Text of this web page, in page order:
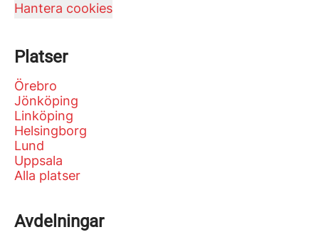
Hantera cookies
Platser
Örebro
Jönköping
Linköping
Helsingborg
Lund
Uppsala
Alla platser
Avdelningar